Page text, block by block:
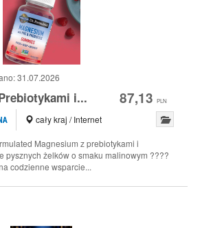
31.07.2026
i... 87,13 PLN
cały kraj / Internet
Magnesium z prebiotykami i
pysznych żelków o smaku malinowym ????
codzienne wsparcie...